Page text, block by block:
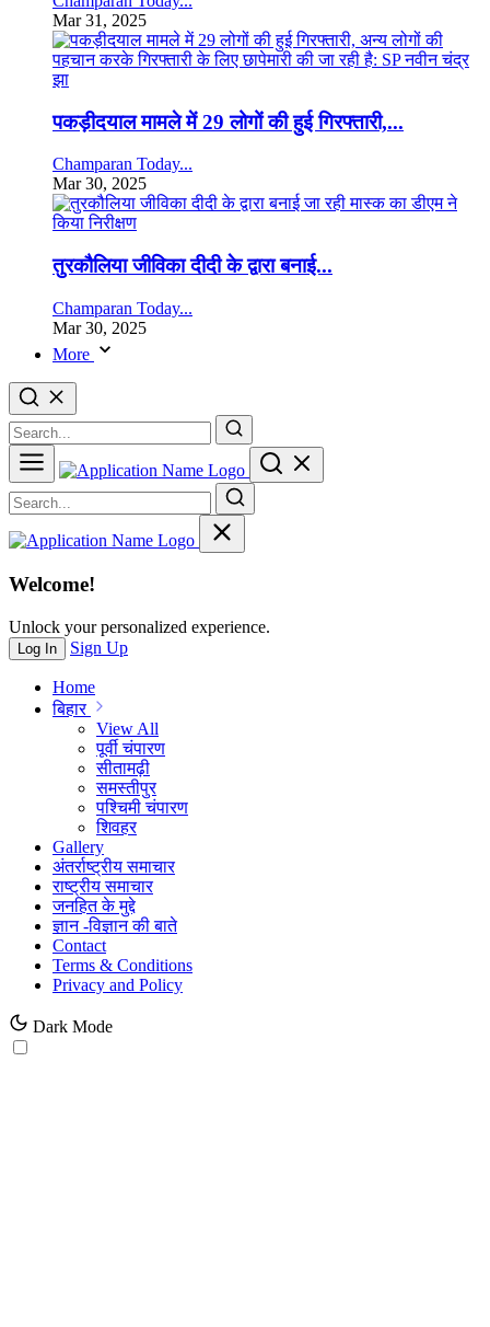
Mar 31, 2025
पकड़ीदयाल मामले में 29 लोगों की हुई गिरफ्तारी,...
Champaran Today...
Mar 30, 2025
तुरकौलिया जीविका दीदी के द्वारा बनाई...
Champaran Today...
Mar 30, 2025
More
Welcome!
Unlock your personalized experience.
Log In Sign Up
Home
बिहार
View All
पूर्वी चंपारण
सीतामढ़ी
समस्तीपुर
पश्चिमी चंपारण
शिवहर
Gallery
अंतर्राष्ट्रीय समाचार
राष्ट्रीय समाचार
जनहित के मुद्दे
ज्ञान -विज्ञान की बाते
Contact
Terms & Conditions
Privacy and Policy
Dark Mode